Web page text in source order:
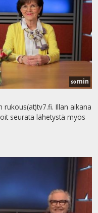
90 min
Illan aikana
seurata lähetystä myös